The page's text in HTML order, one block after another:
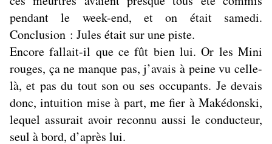
pendant le week-end, et on était samedi.
Conclusion : Jules était sur une piste.
Encore fallait-il que ce fût bien lui. Or les Mini
rouges, ça ne manque pas, j’avais à peine vu celle-
là, et pas du tout son ou ses occupants. Je devais
donc, intuition mise à part, me fier à Makédonski,
lequel assurait avoir reconnu aussi le conducteur,
seul à bord, d’après lui.